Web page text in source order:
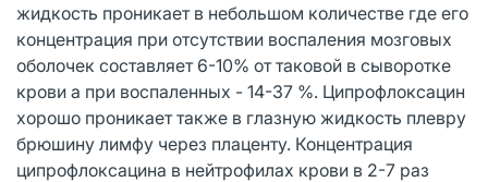
жидкость проникает в небольшом количестве где его
концентрация при отсутствии воспаления мозговых
оболочек составляет 6-10% от таковой в сыворотке
крови а при воспаленных - 14-37 %. Ципрофлоксацин
хорошо проникает также в глазную жидкость плевру
брюшину лимфу через плаценту. Концентрация
ципрофлоксацина в нейтрофилах крови в 2-7 раз